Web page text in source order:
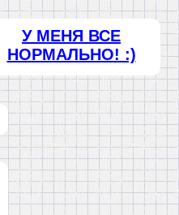
У МЕНЯ ВСЕ
НОРМАЛЬНО! :)